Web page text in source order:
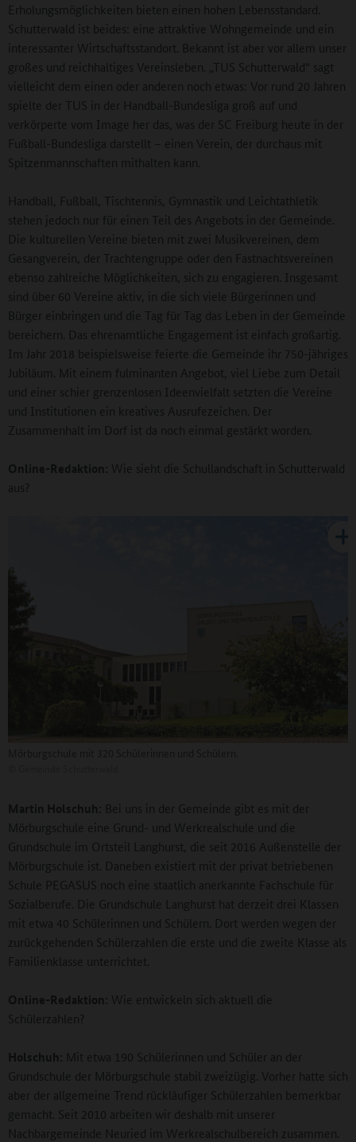
Erholungsmöglichkeiten bieten einen hohen Lebensstandard.
Schutterwald ist beides: eine attraktive Wohngemeinde und ein
interessanter Wirtschaftsstandort. Bekannt ist aber vor allem unser
großes und reichhaltiges Vereinsleben. „TUS Schutterwald“ sagt
vielleicht dem einen oder anderen noch etwas: Vor rund 20 Jahren
spielte der TUS in der Handball-Bundesliga groß auf und
verkörperte vom Image her das, was der SC Freiburg heute in der
Fußball-Bundesliga darstellt – einen Verein, der durchaus mit
Spitzenmannschaften mithalten kann.
Handball, Fußball, Tischtennis, Gymnastik und Leichtathletik
stehen jedoch nur für einen Teil des Angebots in der Gemeinde.
Die kulturellen Vereine bieten mit zwei Musikvereinen, dem
Gesangverein, der Trachtengruppe oder den Fastnachtsvereinen
ebenso zahlreiche Möglichkeiten, sich zu engagieren. Insgesamt
sind über 60 Vereine aktiv, in die sich viele Bürgerinnen und
Bürger einbringen und die Tag für Tag das Leben in der Gemeinde
bereichern. Das ehrenamtliche Engagement ist einfach großartig.
Im Jahr 2018 beispielsweise feierte die Gemeinde ihr 750-jähriges
Jubiläum. Mit einem fulminanten Angebot, viel Liebe zum Detail
und einer schier grenzenlosen Ideenvielfalt setzten die Vereine
und Institutionen ein kreatives Ausrufezeichen. Der
Zusammenhalt im Dorf ist da noch einmal gestärkt worden.
Online-Redaktion: Wie sieht die Schullandschaft in Schutterwald
aus?
Martin Holschuh: Bei uns in der Gemeinde gibt es mit der
Mörburgschule eine Grund- und Werkrealschule und die
Grundschule im Ortsteil Langhurst, die seit 2016 Außenstelle der
Mörburgschule ist. Daneben existiert mit der privat betriebenen
Schule PEGASUS noch eine staatlich anerkannte Fachschule für
Sozialberufe. Die Grundschule Langhurst hat derzeit drei Klassen
mit etwa 40 Schülerinnen und Schülern. Dort werden wegen der
zurückgehenden Schülerzahlen die erste und die zweite Klasse als
Familienklasse unterrichtet.
Online-Redaktion: Wie entwickeln sich aktuell die
Schülerzahlen?
Holschuh: Mit etwa 190 Schülerinnen und Schüler an der
Grundschule der Mörburgschule stabil zweizügig. Vorher hatte sich
aber der allgemeine Trend rückläufiger Schülerzahlen bemerkbar
gemacht. Seit 2010 arbeiten wir deshalb mit unserer
Nachbargemeinde Neuried im Werkrealschulbereich zusammen.